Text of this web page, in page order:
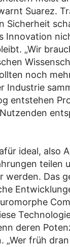
Suarez.
Sicherheit
Innovation
„Wir
noch
Industrie
entstehen
ideal, also
teilen
werden. Das
deren
„Wer früh